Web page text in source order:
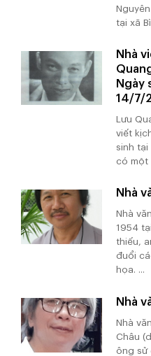
tại xã
Nhà
Ngày
14/7/
Lưu
viết
sinh tại
có một
Nhà
Nhà
1954
thiếu,
đuổi
họa. ...
Nhà
Nhà
Châu
ông sử